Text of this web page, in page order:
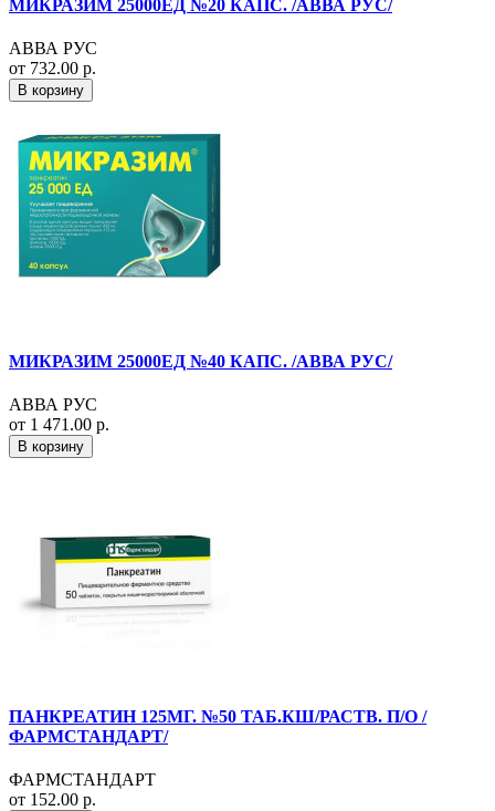
МИКРАЗИМ 25000ЕД №20 КАПС. /АВВА РУС/
АВВА РУС
от 732.00 р.
В корзину
МИКРАЗИМ 25000ЕД №40 КАПС. /АВВА РУС/
АВВА РУС
от 1 471.00 р.
В корзину
ПАНКРЕАТИН 125МГ. №50 ТАБ.КШ/РАСТВ. П/О /
ФАРМСТАНДАРТ/
ФАРМСТАНДАРТ
от 152.00 р.